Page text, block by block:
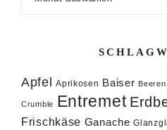
Apfel Aprikosen Baiser Beeren
Crumble Entremet
Frischkäse Ganache